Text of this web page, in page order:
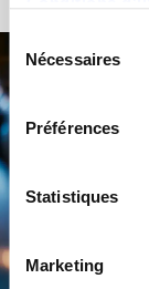
Sélection
consentement
Nécessaires
Préférences
Statistiques
Marketing
Dans les